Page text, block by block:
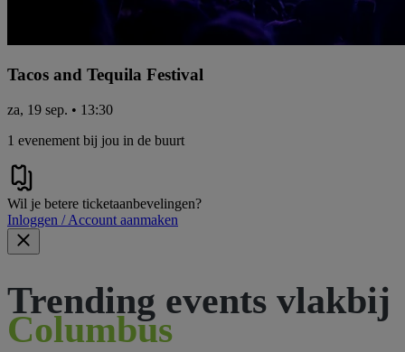
Tacos and Tequila Festival
za, 19 sep. • 13:30
1 evenement bij jou in de buurt
Wil je betere ticketaanbevelingen?
Inloggen / Account aanmaken
Trending events vlakbij
Columbus